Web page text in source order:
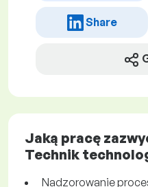
Share
Jaką pracę
Technik
Nadzorowanie